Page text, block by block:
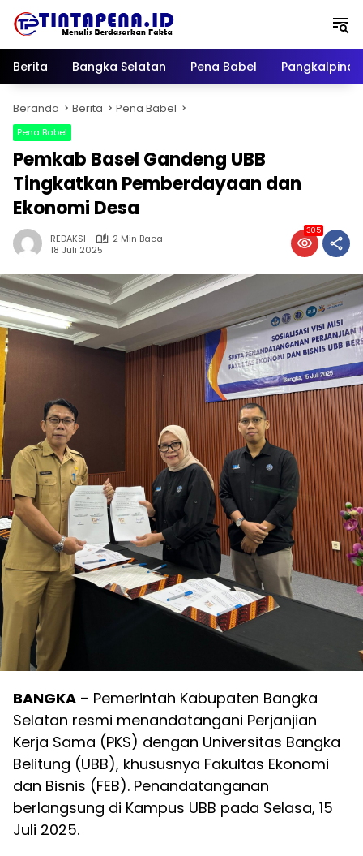
Berita
Bangka Selatan Pena Babel
Beranda Berita Pena Babel
Pena Babel
Pemkab Basel Gandeng UBB
Tingkatkan Pemberdayaan dan
Ekonomi Desa
REDAKSI
2 Min Baca
18 Juli 2025
305
BANGKA – Pemerintah Kabupaten Bangka
Selatan resmi menandatangani Perjanjian
Kerja Sama (PKS) dengan Universitas Bangka
Belitung (UBB), khususnya Fakultas Ekonomi
dan Bisnis (FEB). Penandatanganan
berlangsung di Kampus UBB pada Selasa, 15
Juli 2025.